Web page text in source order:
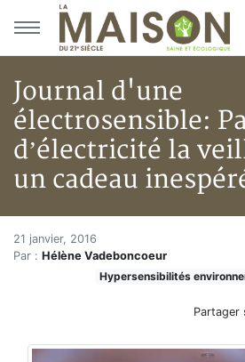
Aller au menu principal
Aller au contenu principal
Journal d'une
électrosensible:
d’électricité la
un cadeau
Accueil
Articles
Maisons saines
Hypersensibilités
Journal d'une électrosensible:
Journal d'une
21 janvier, 2016
Par : Hélène Vadeboncoeur
Hypersensibilités
Partager